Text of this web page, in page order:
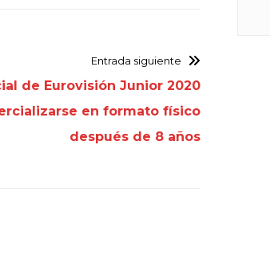
Entrada siguiente
de Eurovisión Junior 2020
en formato físico
después de 8 años